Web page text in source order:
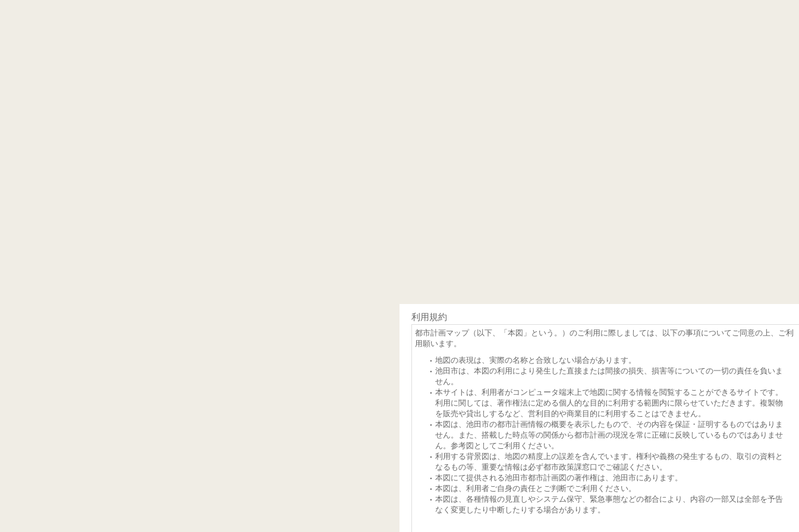
利用規約
都市計画マップ（以下、「本図」という。）のご利用に際しましては、以下の事項についてご同意の上、ご利
用願います。
地図の表現は、実際の名称と合致しない場合があります。
池田市は、本図の利用により発生した直接または間接の損失、損害等についての一切の責任を負いま
せん。
本サイトは、利用者がコンピュータ端末上で地図に関する情報を閲覧することができるサイトです。
利用に関しては、著作権法に定める個人的な目的に利用する範囲内に限らせていただきます。複製物
を販売や貸出しするなど、営利目的や商業目的に利用することはできません。
本図は、池田市の都市計画情報の概要を表示したもので、その内容を保証・証明するものではありま
せん。また、搭載した時点等の関係から都市計画の現況を常に正確に反映しているものではありませ
ん。参考図としてご利用ください。
利用する背景図は、地図の精度上の誤差を含んでいます。権利や義務の発生するもの、取引の資料と
なるもの等、重要な情報は必ず都市政策課窓口でご確認ください。
本図にて提供される池田市都市計画図の著作権は、池田市にあります。
本図は、利用者ご自身の責任とご判断でご利用ください。
本図は、各種情報の見直しやシステム保守、緊急事態などの都合により、内容の一部又は全部を予告
なく変更したり中断したりする場合があります。